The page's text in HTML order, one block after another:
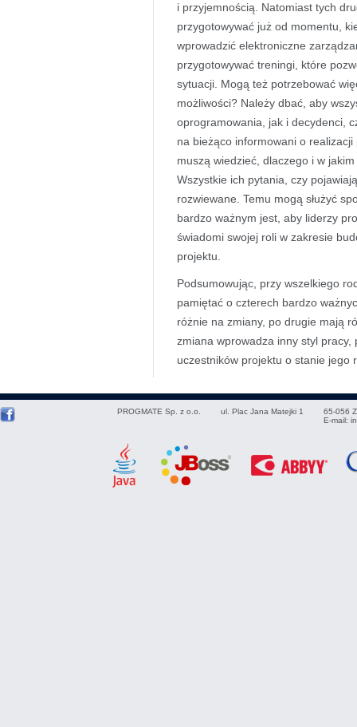
i przyjemnością. Natomiast tych
przygotowywać już od momentu,
wprowadzić elektroniczne
przygotowywać treningi, które
sytuacji. Mogą też potrzebować
możliwości? Należy dbać, aby
oprogramowania, jak i decydenci,
na bieżąco informowani o
muszą wiedzieć, dlaczego i w
Wszystkie ich pytania, czy
rozwiewane. Temu mogą służyć
bardzo ważnym jest, aby liderzy
świadomi swojej roli w zakresie
projektu.
Podsumowując, przy wszelkiego
pamiętać o czterech bardzo
różnie na zmiany, po drugie mają
zmiana wprowadza inny styl
uczestników projektu o stanie jego
PROGMATE Sp. z o.o. ul. Plac Jana Matejki 1 65-056
E-mail: